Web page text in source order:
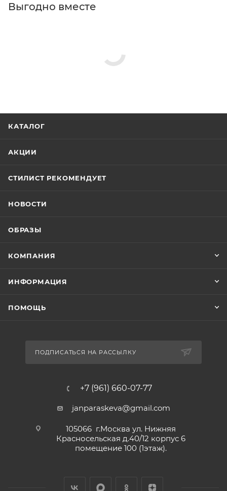
Выгодно вместе
КАТАЛОГ
АКЦИИ
СТИЛИСТ РЕКОМЕНДУЕТ
НОВОСТИ
ОБРАЗЫ
КОМПАНИЯ
ИНФОРМАЦИЯ
ПОМОЩЬ
ПОДПИСАТЬСЯ НА РАССЫЛКУ
+7 (961) 660-07-77
janparaskeva@gmail.com
105066 г.Москва ул. Нижняя
Красносельская д.40/12 корпус 6
помещение 100 (1этаж).